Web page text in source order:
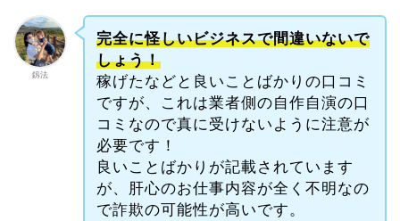
釼法
完全に怪しいビジネスで間違いないで
しょう！
稼げたなどと良いことばかりの口コミ
ですが、これは業者側の自作自演の口
コミなので真に受けないように注意が
必要です！
良いことばかりが記載されています
が、肝心のお仕事内容が全く不明なの
で詐欺の可能性が高いです。